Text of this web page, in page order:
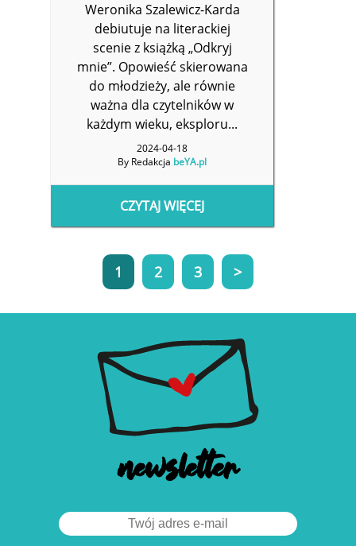
Weronika Szalewicz-Karda
debiutuje na literackiej
scenie z książką „Odkryj
mnie”. Opowieść skierowana
do młodzieży, ale równie
ważna dla czytelników w
każdym wieku, eksploru...
2024-04-18
By Redakcja beYA.pl
CZYTAJ WIĘCEJ
1 2 3 >
newsletter